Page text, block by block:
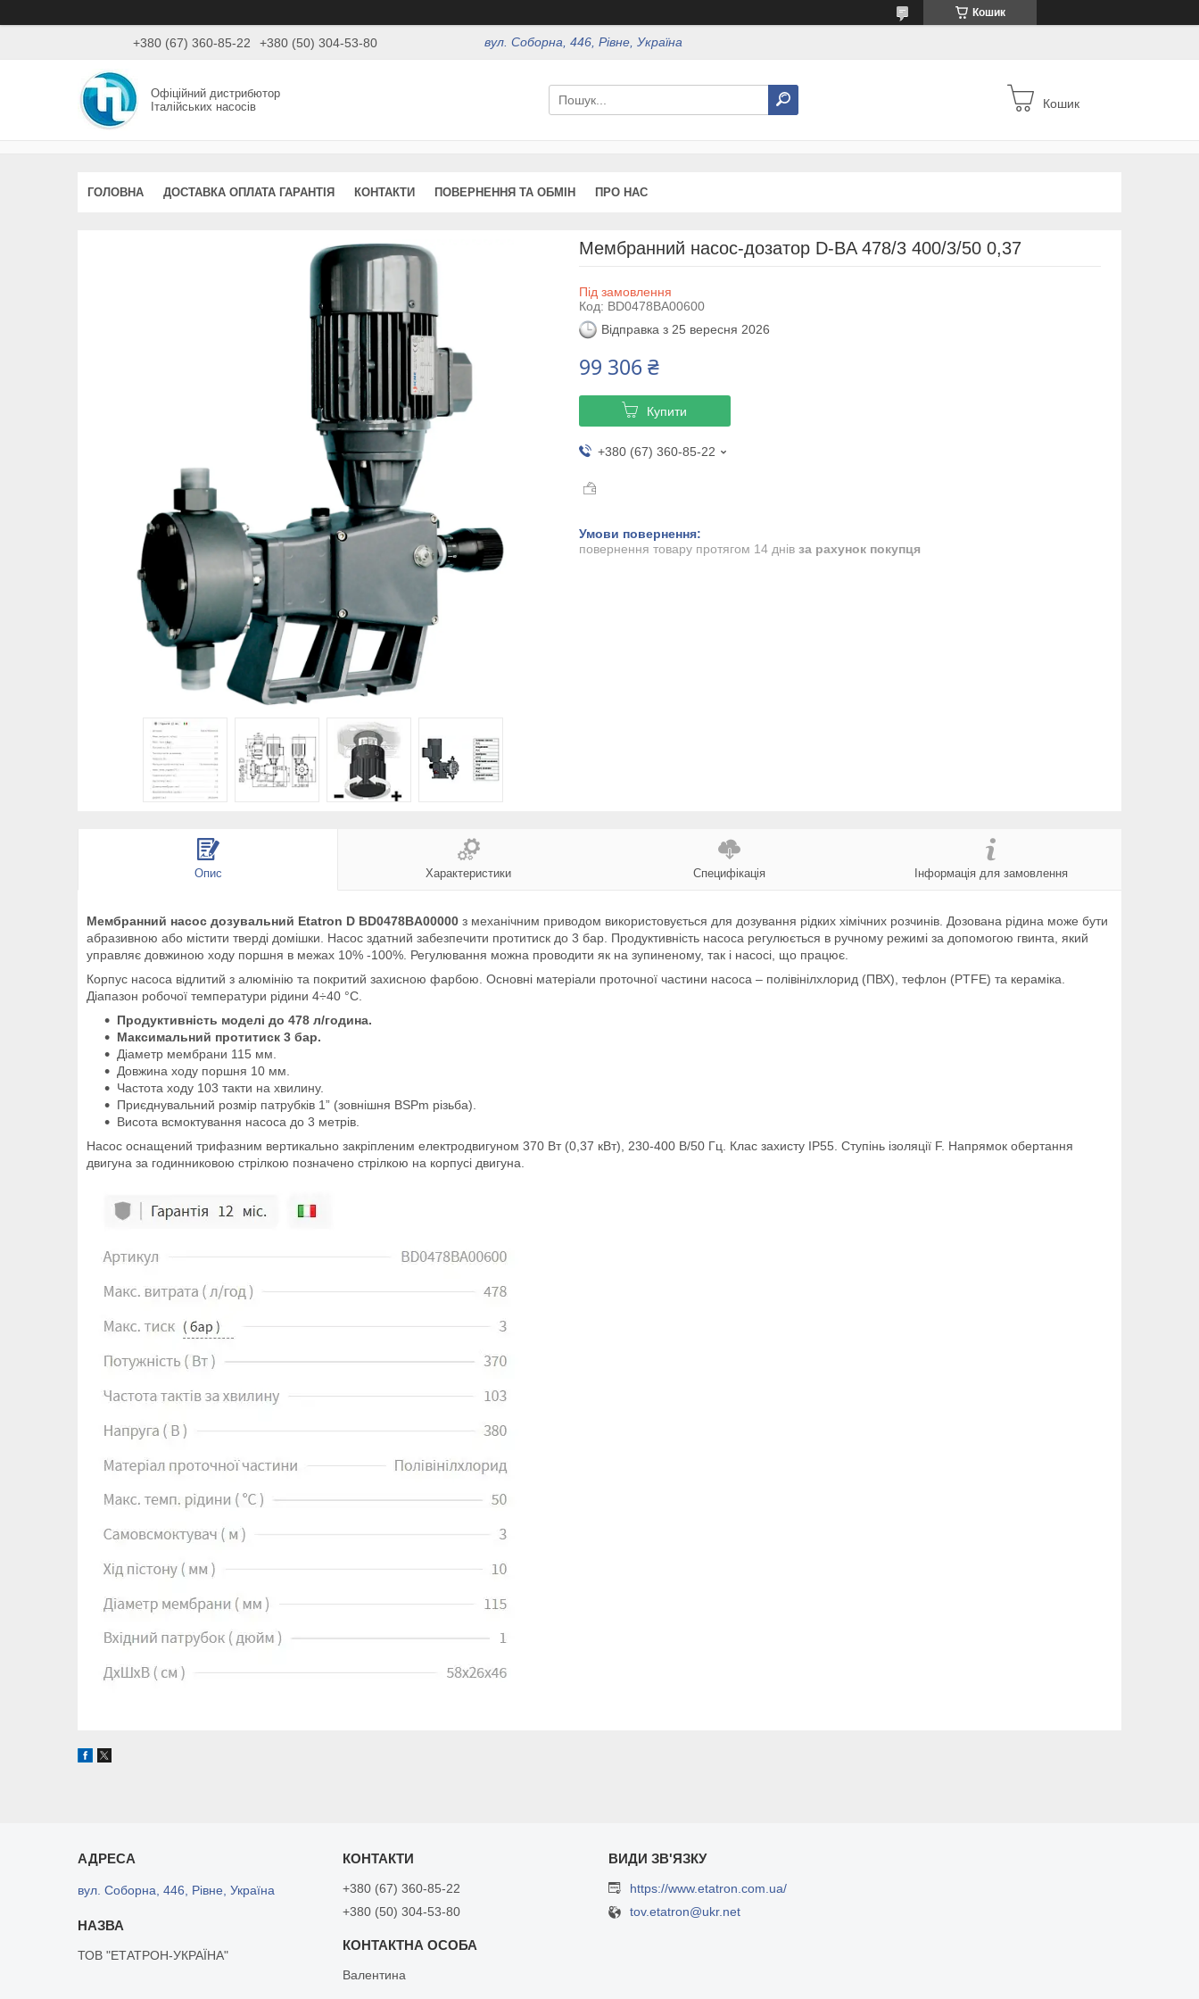
Кошик
+380 (67) 360-85-22 +380 (50) 304-53-80 вул. Соборна, 446, Рівне, Україна
Офіційний дистрибютор
Італійських насосів
Кошик
ГОЛОВНА ДОСТАВКА ОПЛАТА ГАРАНТІЯ КОНТАКТИ ПОВЕРНЕННЯ ТА ОБМІН ПРО НАС
Мембранний насос-дозатор D-BA 478/3 400/3/50 0,37
Під замовлення
Код: BD0478BA00600
Відправка з 25 вересня 2026
99 306 ₴
Купити
+380 (67) 360-85-22
повернення товару протягом 14 днів за рахунок покупця
Опис Характеристики Специфікація Інформація для замовлення
Мембранний насос дозувальний Etatron D BD0478BA00000 з механічним приводом використовується для дозування рідких хімічних розчинів. Дозована рідина може бути
абразивною або містити тверді домішки. Насос здатний забезпечити протитиск до 3 бар. Продуктивність насоса регулюється в ручному режимі за допомогою гвинта, який
управляє довжиною ходу поршня в межах 10% -100%. Регулювання можна проводити як на зупиненому, так і насосі, що працює.
Корпус насоса відлитий з алюмінію та покритий захисною фарбою. Основні матеріали проточної частини насоса – полівінілхлорид (ПВХ), тефлон (PTFE) та кераміка.
Діапазон робочої температури рідини 4÷40 °С.
Продуктивність моделі до 478 л/година.
Максимальний протитиск 3 бар.
Діаметр мембрани 115 мм.
Довжина ходу поршня 10 мм.
Частота ходу 103 такти на хвилину.
Приєднувальний розмір патрубків 1” (зовнішня BSPm різьба).
Висота всмоктування насоса до 3 метрів.
Насос оснащений трифазним вертикально закріпленим електродвигуном 370 Вт (0,37 кВт), 230-400 В/50 Гц. Клас захисту IP55. Ступінь ізоляції F. Напрямок обертання
двигуна за годинниковою стрілкою позначено стрілкою на корпусі двигуна.
вул. Соборна, 446, Рівне, Україна
ТОВ "ЕТАТРОН-УКРАЇНА"
+380 (67) 360-85-22
+380 (50) 304-53-80
Валентина
https://www.etatron.com.ua/
tov.etatron@ukr.net